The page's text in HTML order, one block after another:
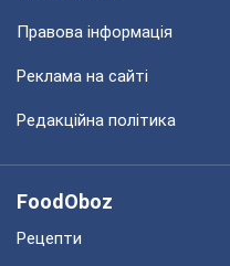
Правова інформація
Реклама на сайті
Редакційна політика
FoodOboz
Рецепти